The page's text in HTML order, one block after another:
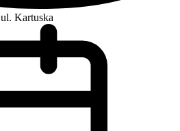
ul. Kartuska